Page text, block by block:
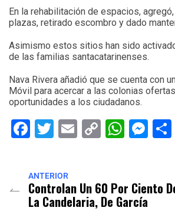
En la rehabilitación de espacios,
plazas, retirado escombro y dado
Asimismo estos sitios han sido
de las familias santacatarinenses.
Nava Rivera añadió que se cuenta con
Móvil para acercar a las colonias
oportunidades a los ciudadanos.
Facebook
Twitter
EmailCopy
ANTERIOR
Controlan Un 60 Por Ciento
La Candelaria, De García